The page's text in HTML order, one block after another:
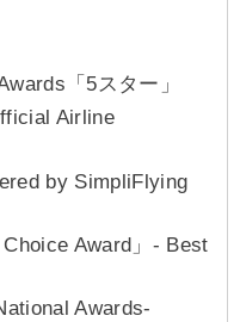
「5スター」
Airline
by SimpliFlying
Award」- Best
Awards-